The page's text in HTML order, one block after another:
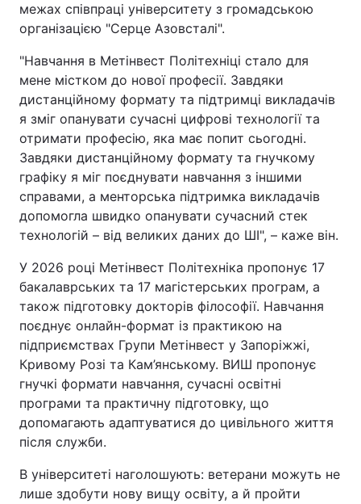
межах співпраці університету з громадською
організацією "Серце Азовсталі".
"Навчання в Метінвест Політехніці стало для
мене містком до нової професії. Завдяки
дистанційному формату та підтримці викладачів
я зміг опанувати сучасні цифрові технології та
отримати професію, яка має попит сьогодні.
Завдяки дистанційному формату та гнучкому
графіку я міг поєднувати навчання з іншими
справами, а менторська підтримка викладачів
допомогла швидко опанувати сучасний стек
технологій – від великих даних до ШІ", – каже він.
У 2026 році Метінвест Політехніка пропонує 17
бакалаврських та 17 магістерських програм, а
також підготовку докторів філософії. Навчання
поєднує онлайн-формат із практикою на
підприємствах Групи Метінвест у Запоріжжі,
Кривому Розі та Кам’янському. ВИШ пропонує
гнучкі формати навчання, сучасні освітні
програми та практичну підготовку, що
допомагають адаптуватися до цивільного життя
після служби.
В університеті наголошують: ветерани можуть не
лише здобути нову вищу освіту, а й пройти